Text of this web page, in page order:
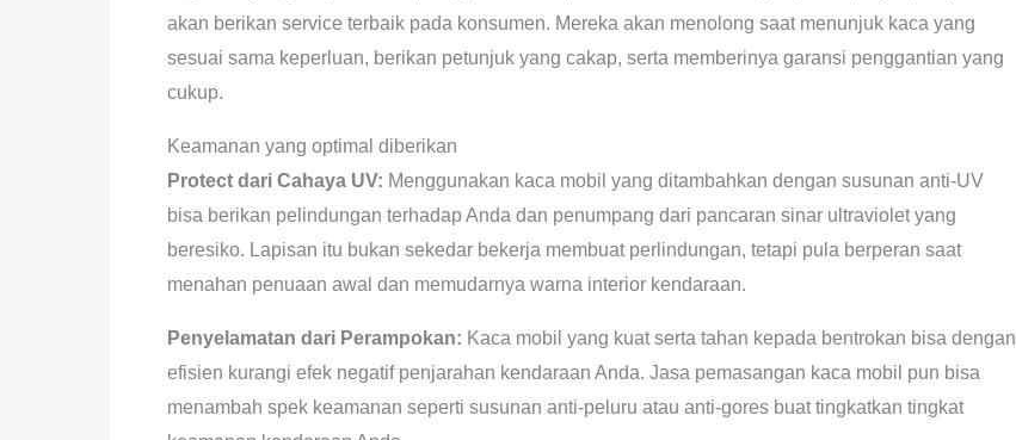
akan berikan service terbaik pada konsumen. Mereka akan menolong saat menunjuk kaca yang
sesuai sama keperluan, berikan petunjuk yang cakap, serta memberinya garansi penggantian yang
cukup.
Keamanan yang optimal diberikan
Protect dari Cahaya UV: Menggunakan kaca mobil yang ditambahkan dengan susunan anti-UV
bisa berikan pelindungan terhadap Anda dan penumpang dari pancaran sinar ultraviolet yang
beresiko. Lapisan itu bukan sekedar bekerja membuat perlindungan, tetapi pula berperan saat
menahan penuaan awal dan memudarnya warna interior kendaraan.
Penyelamatan dari Perampokan: Kaca mobil yang kuat serta tahan kepada bentrokan bisa dengan
efisien kurangi efek negatif penjarahan kendaraan Anda. Jasa pemasangan kaca mobil pun bisa
menambah spek keamanan seperti susunan anti-peluru atau anti-gores buat tingkatkan tingkat